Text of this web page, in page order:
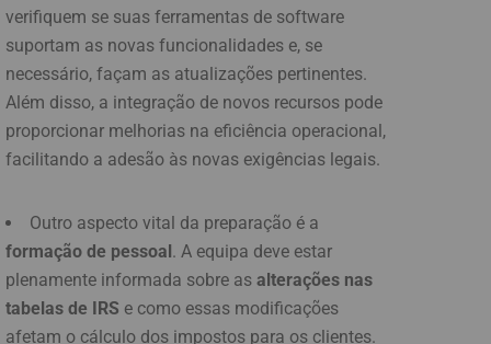
verifiquem se suas ferramentas de software
suportam as novas funcionalidades e, se
necessário, façam as atualizações pertinentes.
Além disso, a integração de novos recursos pode
proporcionar melhorias na eficiência operacional,
facilitando a adesão às novas exigências legais.
Outro aspecto vital da preparação é a
formação de pessoal. A equipa deve estar
plenamente informada sobre as alterações nas
tabelas de IRS e como essas modificações
afetam o cálculo dos impostos para os clientes.